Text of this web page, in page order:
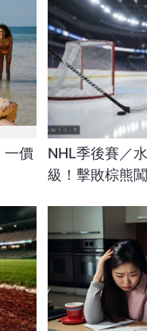
一價
NHL季後賽／
級！擊敗棕熊